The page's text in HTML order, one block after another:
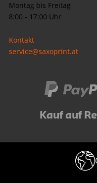
Montag bis Freitag
8:00 - 17:00 Uhr
Kontakt
service@saxoprint.at
Kauf auf